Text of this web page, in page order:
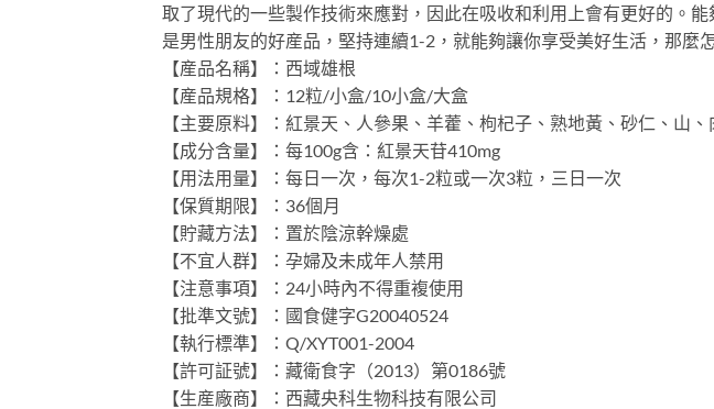
取了現代的一些製作技術來應對，因此在吸收和利用上會有更好的。
是男性朋友的好産品，堅持連續1-2，就能夠讓你享受美好生活，那
【産品名稱】：西域雄根
【産品規格】：12粒/小盒/10小盒/大盒
【主要原料】：紅景天、人參果、羊藿、枸杞子、熟地黃、砂仁、山
【成分含量】：每100g含：紅景天苷410mg
【用法用量】：每日一次，每次1-2粒或一次3粒，三日一次
【保質期限】：36個月
【貯藏方法】：置於陰涼幹燥處
【不宜人群】：孕婦及未成年人禁用
【注意事項】：24小時內不得重複使用
【批準文號】：國食健字G20040524
【執行標準】：Q/XYT001-2004
【許可証號】：藏衛食字（2013）第0186號
【生産廠商】：西藏央科生物科技有限公司